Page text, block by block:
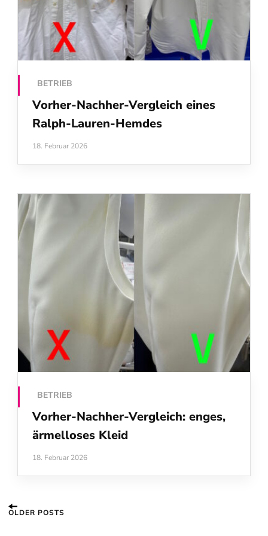
BETRIEB
Vorher‑Nachher‑Vergleich eines
Ralph‑Lauren‑Hemdes
18. Februar 2026
BETRIEB
Vorher-Nachher-Vergleich: enges,
ärmelloses Kleid
18. Februar 2026
Beitragsnavigation
OLDER POSTS